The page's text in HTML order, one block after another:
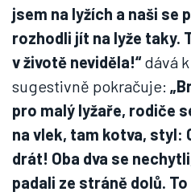
jsem na lyžích a naši se
rozhodli jít na lyže taky.
v životě neviděla!“dává
sugestivně pokračuje:
pro malý lyžaře, rodiče
na vlek, tam kotva, styl:
drát! Oba dva se
padali ze stráně dolů.